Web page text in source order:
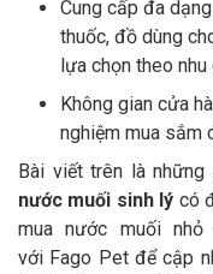
Cung cấp đa
thuốc, đồ dùng
lựa chọn theo nhu
Không gian cửa
nghiệm mua sắm
Bài viết trên là những
nước muối sinh lý có
mua nước muối
với Fago Pet để cập